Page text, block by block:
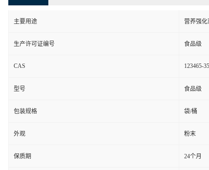
主要用途 营养强化
生产许可证编号 食品级
CAS 123465-
型号 食品级
包装规格 袋/桶
外观 粉末
保质期 24个月